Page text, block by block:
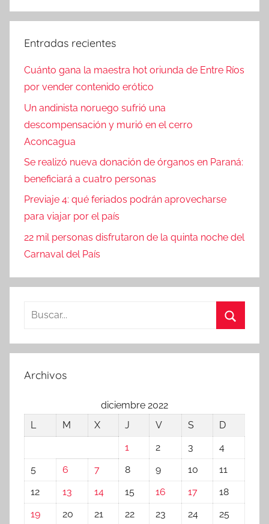
Entradas recientes
Cuánto gana la maestra hot oriunda de Entre Ríos
por vender contenido erótico
Un andinista noruego sufrió una
descompensación y murió en el cerro
Aconcagua
Se realizó nueva donación de órganos en Paraná:
beneficiará a cuatro personas
Previaje 4: qué feriados podrán aprovecharse
para viajar por el país
22 mil personas disfrutaron de la quinta noche del
Carnaval del País
Buscar:
Archivos
diciembre 2022
L
M X J V S
D
1
2 3
4
5
6 7 8 9 10
11
12
13 14 15 16 17
18
19
20 21 22 23 24 25